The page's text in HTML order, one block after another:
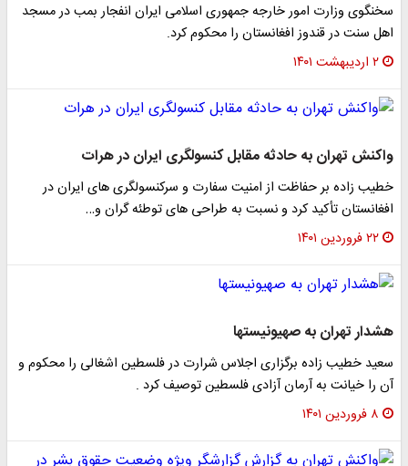
سخنگوی وزارت امور خارجه جمهوری اسلامی ایران انفجار بمب در مسجد
اهل سنت در قندوز افغانستان را محکوم کرد.
۲ اردیبهشت ۱۴۰۱
واکنش تهران به حادثه مقابل کنسولگری ایران در هرات
خطیب زاده بر حفاظت از امنیت سفارت و سرکنسولگری های ایران در
افغانستان تأکید کرد و نسبت به طراحی های توطئه گران و…
۲۲ فروردین ۱۴۰۱
هشدار تهران به صهیونیستها
سعید خطیب زاده برگزاری اجلاس شرارت در فلسطین اشغالی را محکوم و
آن را خیانت به آرمان آزادی فلسطین توصیف کرد .
۸ فروردین ۱۴۰۱